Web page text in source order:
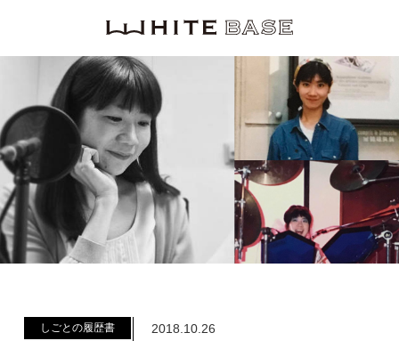
しごとの履歴書 2018.10.26